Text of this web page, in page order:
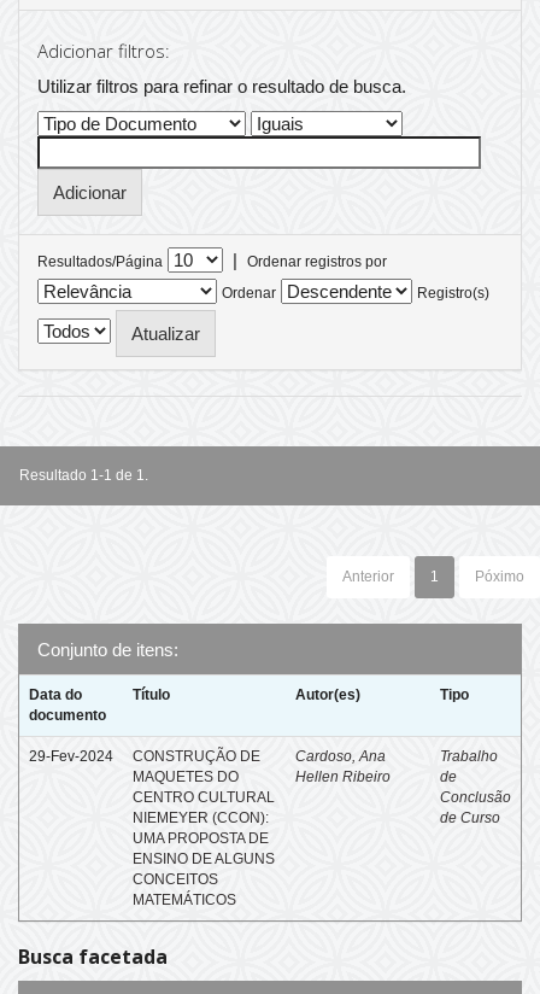
Adicionar filtros:
Utilizar filtros para refinar o resultado de busca.
Resultados/Página |
Ordenar registros por
Ordenar
Registro(s)
Resultado 1-1 de 1.
Anterior 1 Póximo
Conjunto de itens:
Data do
documento
Título Autor(es) Tipo
29-Fev-2024
CONSTRUÇÃO DE
MAQUETES DO
CENTRO CULTURAL
NIEMEYER (CCON):
UMA PROPOSTA DE
ENSINO DE ALGUNS
CONCEITOS
MATEMÁTICOS
Cardoso, Ana
Hellen Ribeiro
Trabalho
de
Conclusão
de Curso
Busca facetada